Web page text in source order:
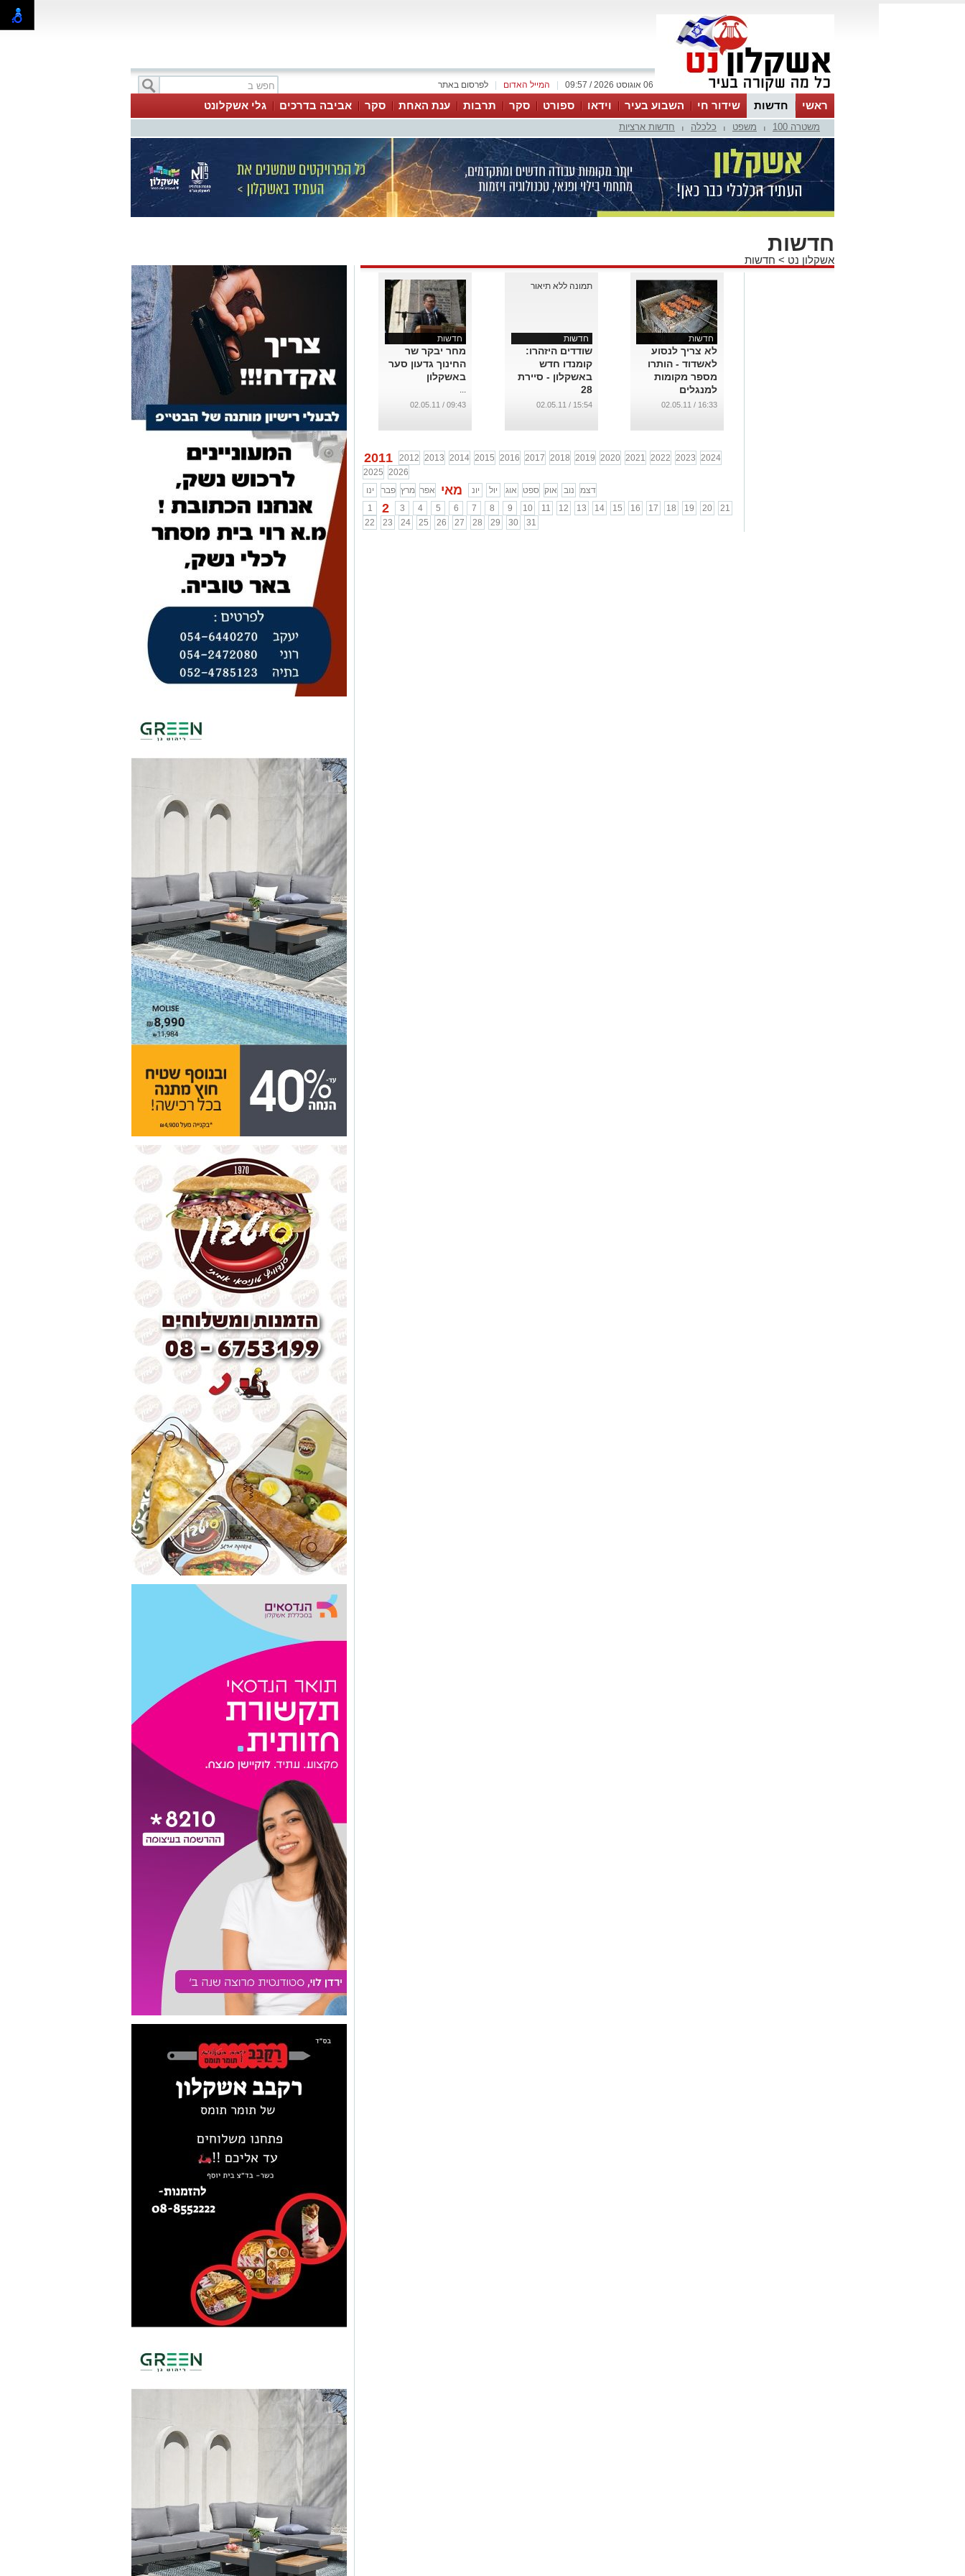
לפרסום באתר המייל האדום 06 אוגוסט 2026 / 09:57
ראשי חדשות שידור חי השבוע בעיר וידאו ספורט סקר תרבות ענת האחת סקר אביבה בדרכים גלי אשקלונט
משטרה 100 משפט כלכלה חדשות ארציות
חדשות
אשקלון נט > חדשות
חדשות
לא צריך לנסוע
לאשדוד - הותרו
מספר מקומות
למנגלים
...
16:33 / 02.05.11
חדשות
שודדים היזהרו:
קומנדו חדש
באשקלון - סיירת
28
...
15:54 / 02.05.11
חדשות
מחר יבקר שר
החינוך גדעון סער
באשקלון
...
09:43 / 02.05.11
2011 2012 2013 2014 2015 2016 2017 2018 2019 2020 2021 2022 2023 2024
2025 2026
ינו
פבר מרץ אפר מאי יונ יול אוג ספט אוק נוב
דצמ
1
2 3 4 5 6 7 8 9 10 11 12 13 14 15 16 17 18 19 20
21
22
23 24 25 26 27 28 29 30 31